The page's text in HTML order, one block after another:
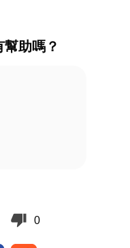
助嗎？
0